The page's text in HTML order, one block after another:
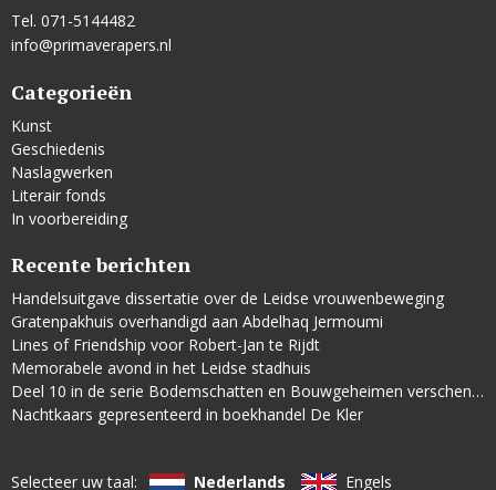
Tel. 071-5144482
info@primaverapers.nl
Categorieën
Kunst
Geschiedenis
Naslagwerken
Literair fonds
In voorbereiding
Recente berichten
Handelsuitgave dissertatie over de Leidse vrouwenbeweging
Gratenpakhuis overhandigd aan Abdelhaq Jermoumi
Lines of Friendship voor Robert-Jan te Rijdt
Memorabele avond in het Leidse stadhuis
Deel 10 in de serie Bodemschatten en Bouwgeheimen verschenen
Nachtkaars gepresenteerd in boekhandel De Kler
Selecteer uw taal: Nederlands Engels